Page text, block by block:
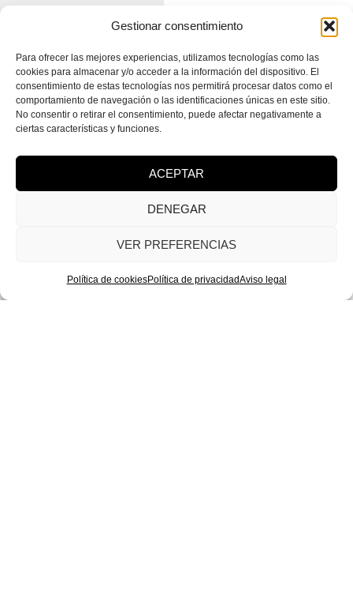
Gestionar consentimiento
Para ofrecer las mejores experiencias, utilizamos tecnologías como las
cookies para almacenar y/o acceder a la información del dispositivo. El
consentimiento de estas tecnologías nos permitirá procesar datos como el
comportamiento de navegación o las identificaciones únicas en este sitio.
No consentir o retirar el consentimiento, puede afectar negativamente a
ciertas características y funciones.
ACEPTAR
DENEGAR
VER PREFERENCIAS
Política de cookiesPolítica de privacidadAviso legal
Agus Perez – BERRIA – 4
CRÍTICA COMPLETA
Con la colaboración
de: